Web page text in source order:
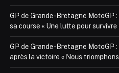
GP de Grande-Bretagne MotoGP
sa course « Une lutte pour survivre
GP de Grande-Bretagne MotoGP :
après la victoire « Nous